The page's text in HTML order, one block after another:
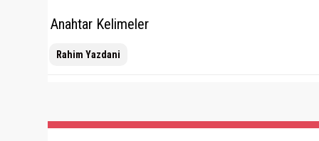
Anahtar Kelimeler
Rahim Yazdani